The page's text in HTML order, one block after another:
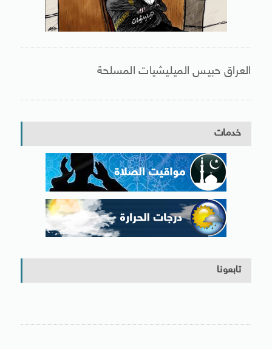
العراق حبيس الميليشيات المسلحة
خدمات
تابعونا